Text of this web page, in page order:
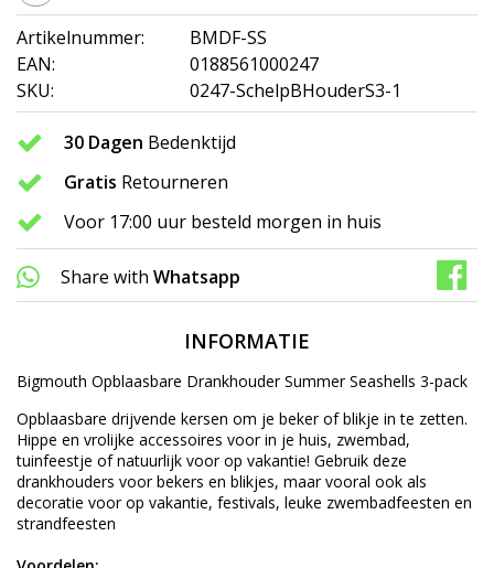
Artikelnummer:
BMDF-SS
EAN:
0188561000247
SKU:
0247-SchelpBHouderS3-1
30 Dagen Bedenktijd
Gratis Retourneren
Voor 17:00 uur besteld morgen in huis
Share with Whatsapp
INFORMATIE
Bigmouth Opblaasbare Drankhouder Summer Seashells 3-pack
Opblaasbare drijvende kersen om je beker of blikje in te zetten.
Hippe en vrolijke accessoires voor in je huis, zwembad,
tuinfeestje of natuurlijk voor op vakantie! Gebruik deze
drankhouders voor bekers en blikjes, maar vooral ook als
decoratie voor op vakantie, festivals, leuke zwembadfeesten en
strandfeesten